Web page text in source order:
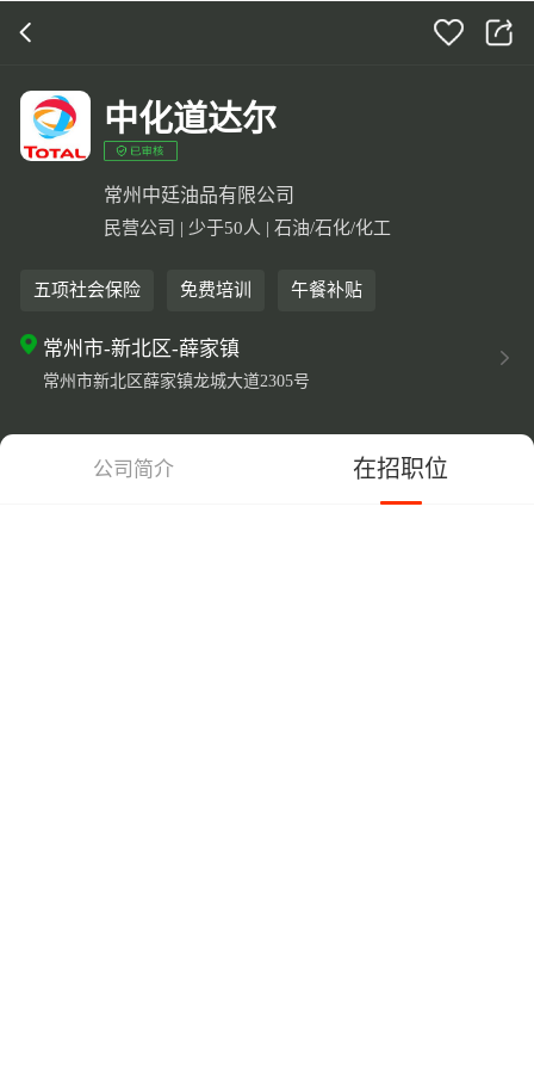
中化道达尔
常州中廷油品有限公司
民营公司 | 少于50人 | 石油/石化/化工
五项社会保险 免费培训 午餐补贴
常州市-新北区-薛家镇
常州市新北区薛家镇龙城大道2305号
公司简介 在招职位